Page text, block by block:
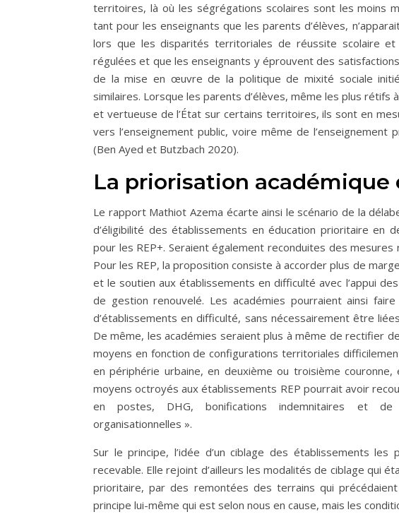
territoires, là où les ségrégations scolaires sont les moins
tant pour les enseignants que les parents d’élèves,
lors que les disparités territoriales de réussite scolaire
régulées et que les enseignants y éprouvent des
de la mise en œuvre de la politique de mixité sociale
similaires. Lorsque les parents d’élèves, même les plus
et vertueuse de l’État sur certains territoires, ils sont en
vers l’enseignement public, voire même de l’enseignement
(Ben Ayed et Butzbach 2020).
La priorisation académique
Le rapport Mathiot Azema écarte ainsi le scénario de la
d’éligibilité des établissements en éducation prioritaire en
pour les REP+. Seraient également reconduites des
Pour les REP, la proposition consiste à accorder plus de
et le soutien aux établissements en difficulté avec l’appui
de gestion renouvelé. Les académies pourraient ainsi
d’établissements en difficulté, sans nécessairement être
De même, les académies seraient plus à même de rectifier
moyens en fonction de configurations territoriales
en périphérie urbaine, en deuxième ou troisième
moyens octroyés aux établissements REP pourrait avoir
en postes, DHG, bonifications indemnitaires et de
organisationnelles ».
Sur le principe, l’idée d’un ciblage des établissements
recevable. Elle rejoint d’ailleurs les modalités de ciblage qui
prioritaire, par des remontées des terrains qui
principe lui-même qui est selon nous en cause, mais les